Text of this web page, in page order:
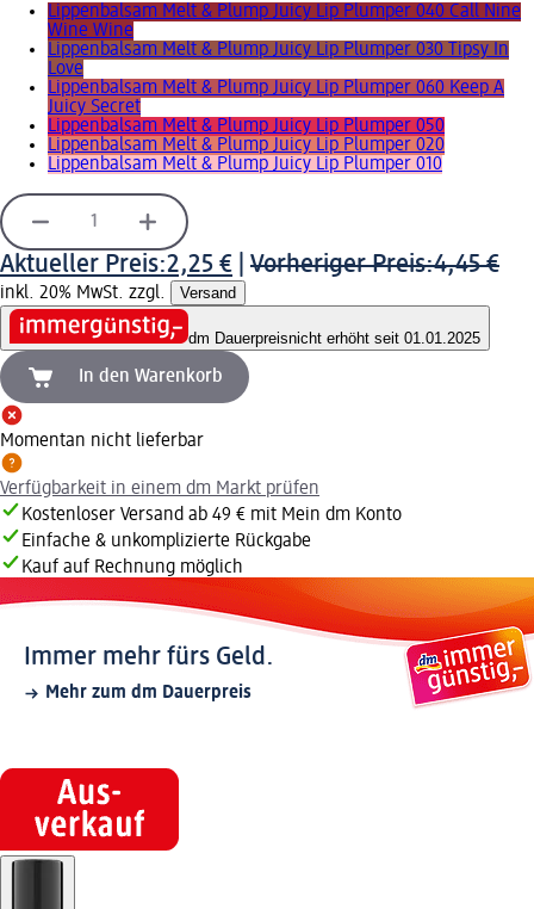
Lippenbalsam Melt & Plump Juicy Lip Plumper 040 Call Nine
Wine Wine
Lippenbalsam Melt & Plump Juicy Lip Plumper 030 Tipsy In
Love
Lippenbalsam Melt & Plump Juicy Lip Plumper 060 Keep A
Juicy Secret
Lippenbalsam Melt & Plump Juicy Lip Plumper 050
Lippenbalsam Melt & Plump Juicy Lip Plumper 020
Lippenbalsam Melt & Plump Juicy Lip Plumper 010
Aktueller Preis:2,25 € Vorheriger Preis:4,45 €
inkl. 20% MwSt. zzgl. Versand
dm Dauerpreisnicht erhöht seit 01.01.2025
In den Warenkorb
Momentan nicht lieferbar
Verfügbarkeit in einem dm Markt prüfen
Kostenloser Versand ab 49 € mit Mein dm Konto
Einfache & unkomplizierte Rückgabe
Kauf auf Rechnung möglich
Immer mehr fürs Geld.
Mehr zum dm Dauerpreis